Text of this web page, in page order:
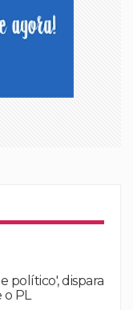
político', dispara
PL